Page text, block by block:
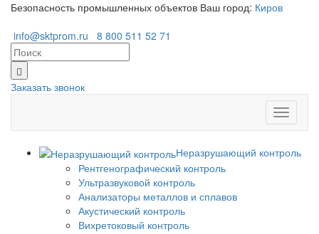
Безопасность промышленных объектов Ваш город: Киров
info@sktprom.ru
8 800 511 52 71
Заказать звонок
Неразрушающий контроль
Рентгенографический контроль
Ультразвуковой контроль
Анализаторы металлов и сплавов
Акустический контроль
Вихретоковый контроль